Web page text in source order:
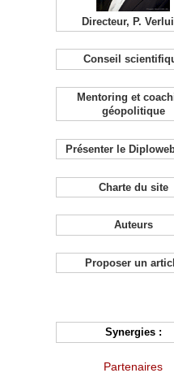
Directeur, P.
Conseil
Mentoring et
géopolitique
Présenter le
Charte du site
Auteurs
Proposer un
Synergies :
Partenaires